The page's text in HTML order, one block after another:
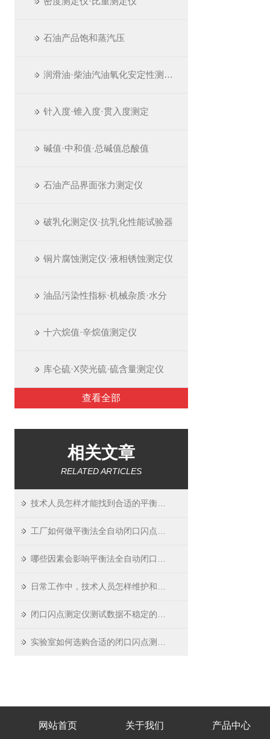
石油产品饱和蒸汽压
润滑油·柴油汽油氧化安定性测定仪
针入度·锥入度·贯入度测定
碱值·中和值·总碱值总酸值
石油产品界面张力测定仪
破乳化测定仪·抗乳化性能试验器
铜片腐蚀测定仪·液相锈蚀测定仪
油品污染性指标·机械杂质·水分
十六烷值·辛烷值测定仪
库仑硫·X荧光硫·硫含量测定仪
查看全部
相关文章
RELATED ARTICLES
网站首页 关于我们 产品中心